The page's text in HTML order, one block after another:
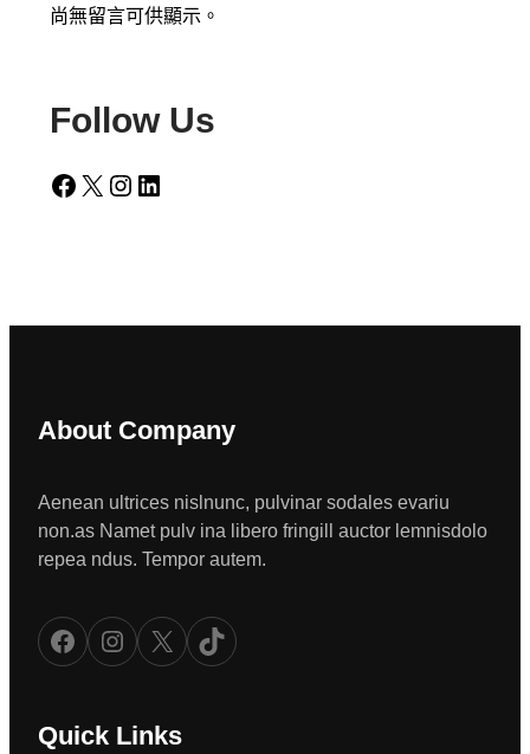
尚無留言可供顯示。
Follow Us
Facebook X Instagram LinkedIn
About Company
Aenean ultrices nislnunc, pulvinar sodales evariu
non.as Namet pulv ina libero fringill auctor lemnisdolo
repea ndus. Tempor autem.
Facebook Instagram X TikTok
Quick Links